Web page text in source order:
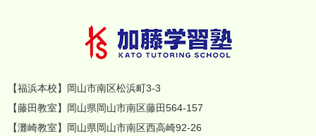
【福浜本校】岡山市南区松浜町3-3
【藤田教室】岡山県岡山市南区藤田564-157
【灘崎教室】岡山県岡山市南区西高崎92-26